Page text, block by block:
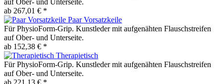
auf Ober- und Unterseite.
ab 267,01 € *
Paar Vorsatzkeile
Für PhysioForm-Grip. Kunstleder mit aufgenähten Flauschstreifen
auf Ober- und Unterseite.
ab 152,38 € *
Therapietisch
Für PhysioForm-Grip. Kunstleder mit aufgenähten Flauschstreifen
auf Ober- und Unterseite.